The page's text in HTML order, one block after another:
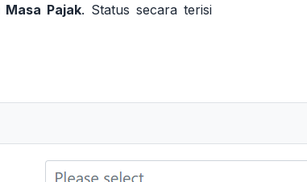
Masa Pajak. Status secara terisi